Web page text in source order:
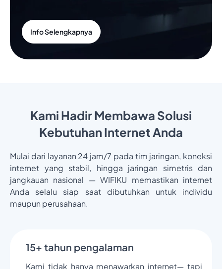
Info Selengkapnya
Kami Hadir Membawa Solusi
Kebutuhan Internet Anda
Mulai dari layanan 24 jam/7 pada tim jaringan, koneksi
internet yang stabil, hingga jaringan simetris dan
jangkauan nasional — WIFIKU memastikan internet
Anda selalu siap saat dibutuhkan untuk individu
maupun perusahaan.
15+ tahun pengalaman
Kami tidak hanya menawarkan internet— tapi